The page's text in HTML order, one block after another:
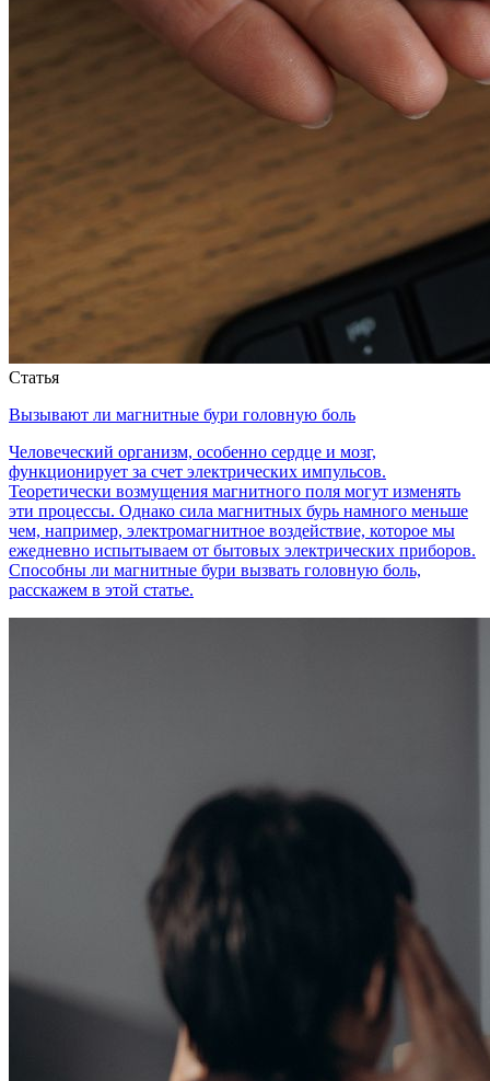
Статья
Вызывают ли магнитные бури головную боль
Человеческий организм, особенно сердце и мозг,
функционирует за счет электрических импульсов.
Теоретически возмущения магнитного поля могут изменять
эти процессы. Однако сила магнитных бурь намного меньше
чем, например, электромагнитное воздействие, которое мы
ежедневно испытываем от бытовых электрических приборов.
Способны ли магнитные бури вызвать головную боль,
расскажем в этой статье.